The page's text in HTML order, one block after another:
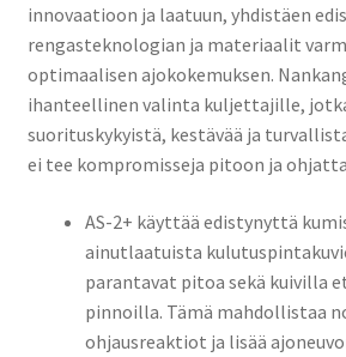
innovaatioon ja laatuun, yhdistäen
rengasteknologian ja materiaalit
optimaalisen ajokokemuksen.
ihanteellinen valinta kuljettajille,
suorituskykyistä, kestävää ja
ei tee kompromisseja pitoon ja
AS-2+ käyttää edistynyttä
ainutlaatuista
parantavat pitoa sekä kuivilla
pinnoilla. Tämä mahdollistaa
ohjausreaktiot ja lisää